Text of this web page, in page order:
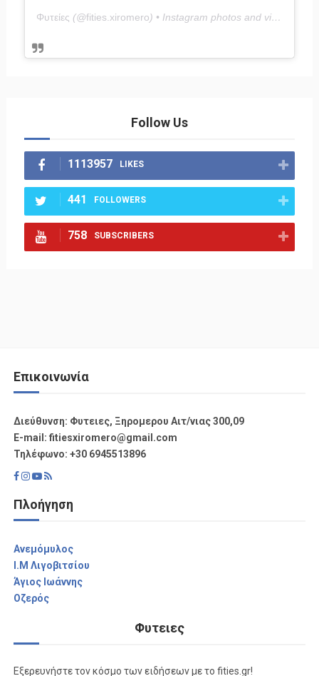
Φυτείες (@fities.xiromero) • Instagram photos and videos
Follow Us
1113957 LIKES
441 FOLLOWERS
758 SUBSCRIBERS
Επικοινωνία
Διεύθυνση: Φυτειες, Ξηρομερου Αιτ/νιας 300,09
Ε-mail: fitiesxiromero@gmail.com
Τηλέφωνο: +30 6945513896
Πλοήγηση
Aνεμόμυλος
I.M Λιγοβιτσίου
Άγιος Ιωάννης
Οζερός
Φυτειες
Εξερευνήστε τον κόσμο των ειδήσεων με το fities.gr!